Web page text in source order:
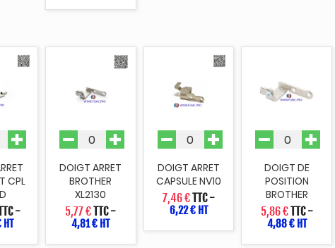
CPL
-
DOIGT ARRET
BROTHER
XL2130
5,77 €TTC-
4,81 € HT
DOIGT ARRET
CAPSULE NV10
7,46 €TTC-
6,22 € HT
DOIGT DE
POSITION
BROTHER
5,86 €TTC-
4,88 € HT